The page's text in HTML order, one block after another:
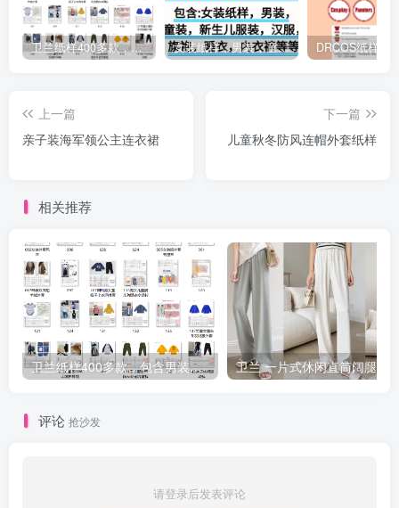
卫兰纸样400多款，包含男装女装童装汉服旗袍等等 女装纸样，男装，童装，婴儿，汉服等等 格式A4和PTL纸样免费下载
上一篇
亲子装海军领公主连衣裙
下一篇
儿童秋冬防风连帽外套纸样
相关推荐
卫兰纸样400多款，包含男装女装童装汉服旗袍等等
评论 抢沙发
请登录后发表评论